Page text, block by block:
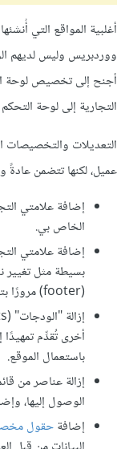
أغلبية المواقع التي
ووردبريس وليس لديهم
أجنح إلى تخصيص لوحة
التجارية إلى لوحة
التعديلات والتخصيصات
عميل، لكنها تتضمن عادةً
إضافة علامتي
الخاص بي.
إضافة علامتي
(footer) مرورًا بتغيير الألوان وتخطيط الصفحات.
أخرى تُقدِّم تمهيدًا
باستعمال الموقع.
إزالة عناصر من
الوصول إليها،
إضافةحقول